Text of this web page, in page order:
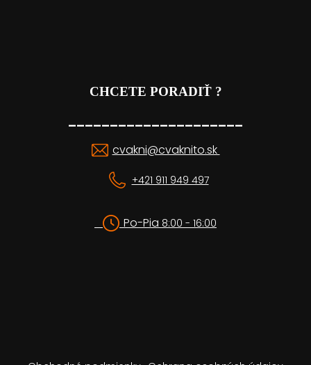
CHCETE PORADIŤ ?
_____________________
cvakni@cvaknito.sk
+421 911 949 497
Po-Pia 8:00 - 16:00